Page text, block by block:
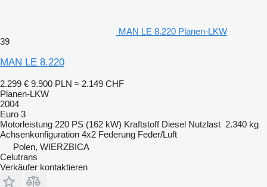
MAN LE 8.220 Planen-LKW
39
MAN LE 8.220
2.299 € 9.900 PLN ≈ 2.149 CHF
Planen-LKW
2004
Euro 3
Motorleistung 220 PS (162 kW) Kraftstoff Diesel Nutzlast 2.340 kg
Achsenkonfiguration 4x2 Federung Feder/Luft
Polen, WIERZBICA
Celutrans
Verkäufer kontaktieren